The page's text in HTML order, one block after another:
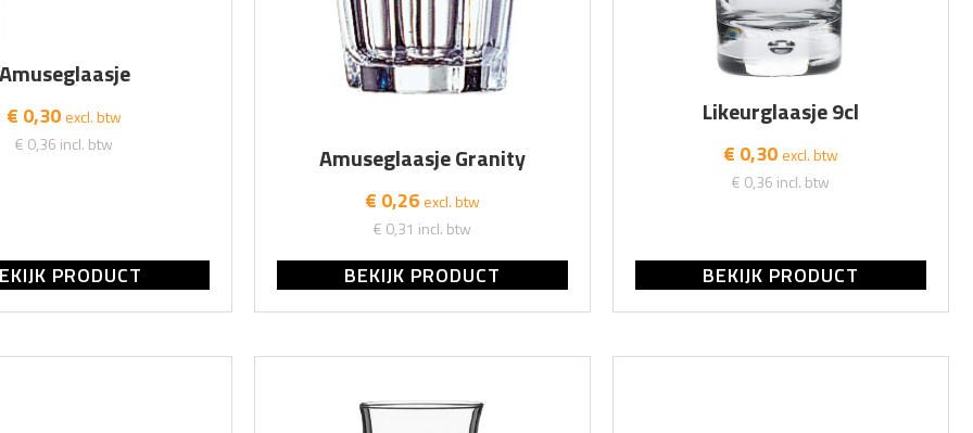
€ 0,30 excl. btw
€ 0,36 incl. btw
PRODUCT
Amuseglaasje Granity
€ 0,26 excl. btw
€ 0,31 incl. btw
BEKIJK PRODUCT
Likeurglaasje 9cl
€ 0,30 excl. btw
€ 0,36 incl. btw
BEKIJK PRODUCT